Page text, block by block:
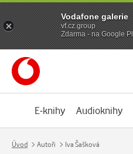
E-knihy Audioknihy
Úvod Autoři Iva Šašková
Vodafone galerie
vf.cz.group
Zdarma - na Google